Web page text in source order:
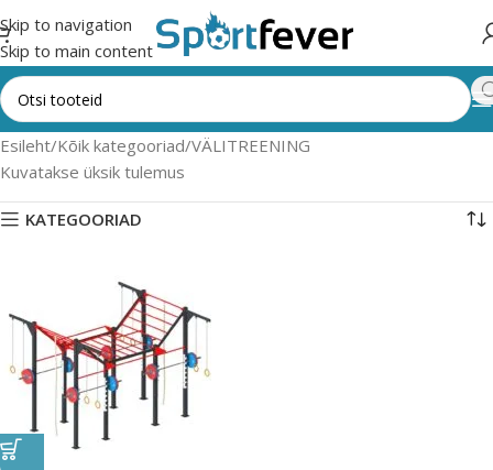
Skip to navigation
Skip to main content
Esileht Kõik kategooriad VÄLITREENING
Kuvatakse üksik tulemus
KATEGOORIAD